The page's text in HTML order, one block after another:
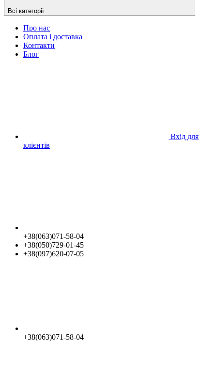
Всі категорії
Про нас
Оплата і доставка
Контакти
Блог
Вхід для
клієнтів
+38(063)071-58-04
+38(050)729-01-45
+38(097)620-07-05
+38(063)071-58-04